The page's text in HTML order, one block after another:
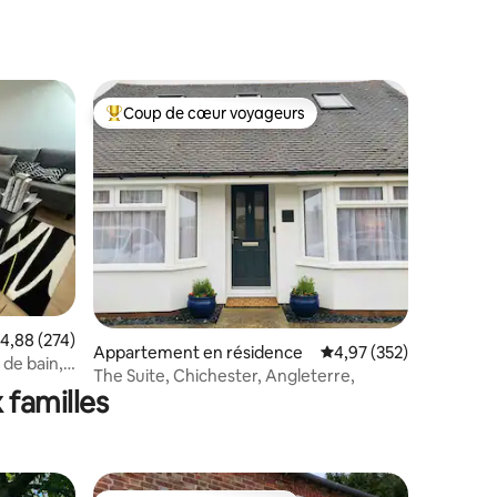
: 4,97 sur 5
: 4,99 sur 5
moyenne sur la base de 274 commentaires : 4,88 sur 5
4,88 (274)
bain,
Coups de cœur voyageurs les plus appréciés
Coup de cœur voyageurs
Appartement en résidence Évaluation moyenne
4,97 (352)
The Suite, Chichester, Angleterre,
familles